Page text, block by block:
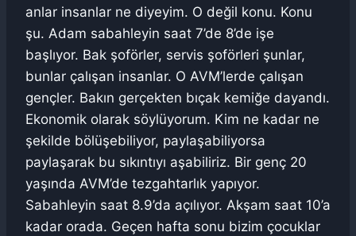
anlar insanlar ne diyeyim. O değil konu. Konu
şu. Adam sabahleyin saat 7’de 8’de işe
başlıyor. Bak şoförler, servis şoförleri şunlar,
bunlar çalışan insanlar. O AVM’lerde çalışan
gençler. Bakın gerçekten bıçak kemiğe dayandı.
Ekonomik olarak söylüyorum. Kim ne kadar ne
şekilde bölüşebiliyor, paylaşabiliyorsa
paylaşarak bu sıkıntıyı aşabiliriz. Bir genç 20
yaşında AVM’de tezgahtarlık yapıyor.
Sabahleyin saat 8.9’da açılıyor. Akşam saat 10’a
kadar orada. Geçen hafta sonu bizim çocuklar